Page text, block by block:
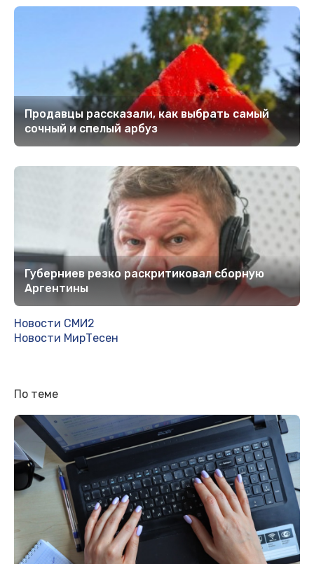
Продавцы рассказали, как выбрать самый
сочный и спелый арбуз
Губерниев резко раскритиковал сборную
Аргентины
Новости СМИ2
Новости МирТесен
По теме